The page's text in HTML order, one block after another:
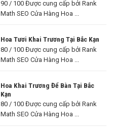
90 / 100 Được cung cấp bởi Rank
Math SEO Cửa Hàng Hoa ...
Hoa Tươi Khai Trương Tại Bắc Kạn
80 / 100 Được cung cấp bởi Rank
Math SEO Cửa Hàng Hoa ...
Hoa Khai Trương Để Bàn Tại Bắc
Kạn
80 / 100 Được cung cấp bởi Rank
Math SEO Cửa Hàng Hoa ...